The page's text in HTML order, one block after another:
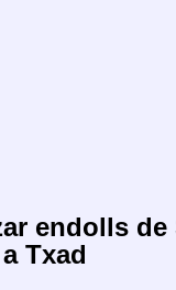
endolls de
Txad